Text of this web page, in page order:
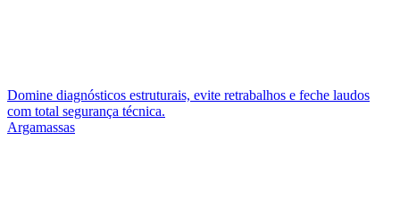
Domine diagnósticos estruturais, evite retrabalhos e feche laudos
com total segurança técnica.
Argamassas